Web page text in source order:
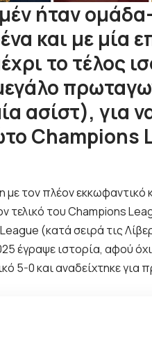
ήταν
και με μία
το τέλος
ασίστ), για
Champions
με τον πλέον εκκωφαντικό
τελικό τουChampions
(κατά σειρά τις
έγραψε ιστορία, αφού
5-0 και αναδείχτηκε